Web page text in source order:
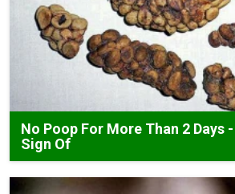
No Poop For More Than 2 Days
Sign Of